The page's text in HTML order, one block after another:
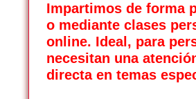
Impartimos de forma
o mediante clases
online. Ideal, para
necesitan una
directa en temas